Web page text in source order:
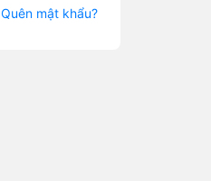
Quên mật khẩu?